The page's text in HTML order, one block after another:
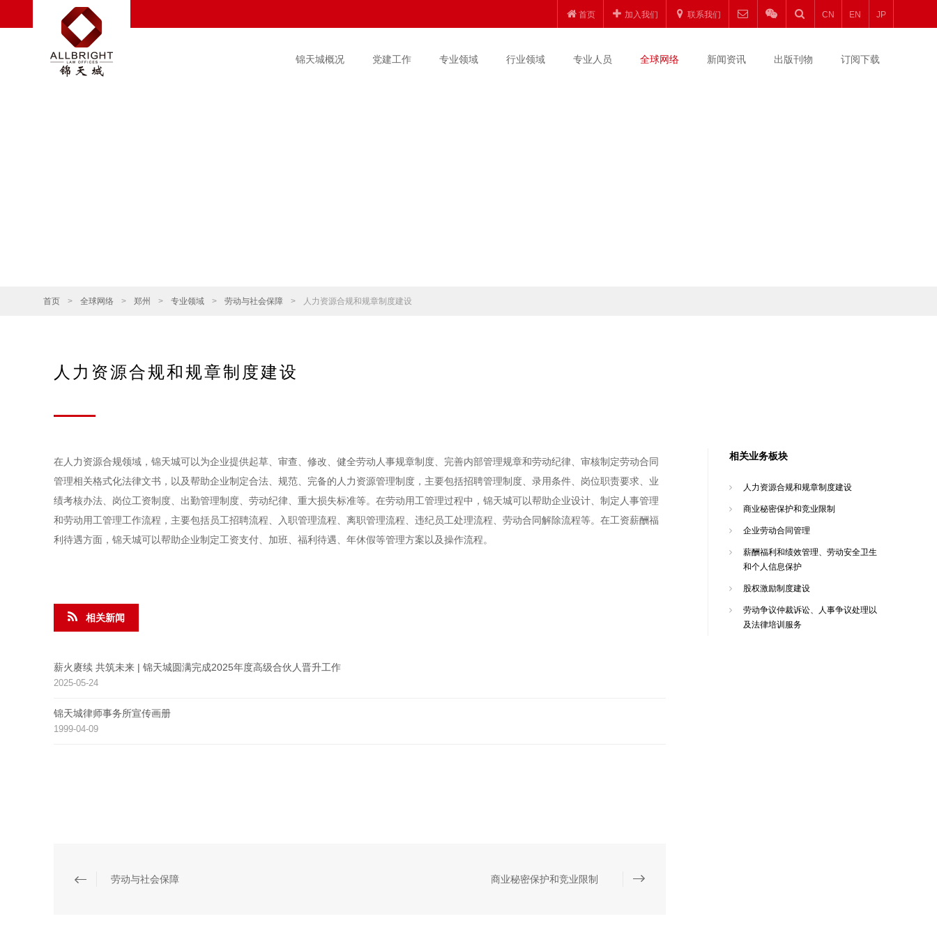
首页 加入我们 联系我们 CN EN JP
锦天城概况 党建工作 专业领域 行业领域 专业人员 全球网络 新闻资讯 出版刊物 订阅下载
首页 > 全球网络 > 郑州 > 专业领域 > 劳动与社会保障 > 人力资源合规和规章制度建设
人力资源合规和规章制度建设
在人力资源合规领域，锦天城可以为企业提供起草、审查、修改、健全劳动人事规章制度、完善内部管理规章和劳动纪律、审核制定劳动合同
管理相关格式化法律文书，以及帮助企业制定合法、规范、完备的人力资源管理制度，主要包括招聘管理制度、录用条件、岗位职责要求、业
绩考核办法、岗位工资制度、出勤管理制度、劳动纪律、重大损失标准等。在劳动用工管理过程中，锦天城可以帮助企业设计、制定人事管理
和劳动用工管理工作流程，主要包括员工招聘流程、入职管理流程、离职管理流程、违纪员工处理流程、劳动合同解除流程等。在工资薪酬福
利待遇方面，锦天城可以帮助企业制定工资支付、加班、福利待遇、年休假等管理方案以及操作流程。
相关新闻
薪火赓续 共筑未来 | 锦天城圆满完成2025年度高级合伙人晋升工作
2025-05-24
锦天城律师事务所宣传画册
1999-04-09
劳动与社会保障 商业秘密保护和竞业限制
相关业务板块
人力资源合规和规章制度建设
商业秘密保护和竞业限制
企业劳动合同管理
薪酬福利和绩效管理、劳动安全卫生
和个人信息保护
股权激励制度建设
劳动争议仲裁诉讼、人事争议处理以
及法律培训服务